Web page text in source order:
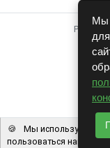
Мы
🍪
Мы используем
пользоваться нашим